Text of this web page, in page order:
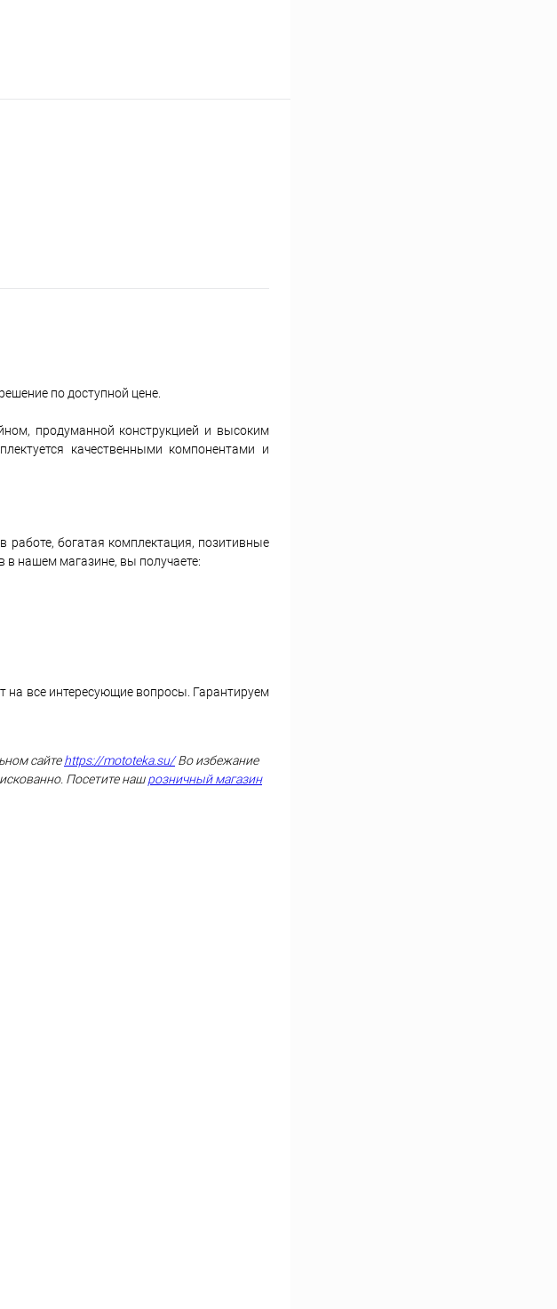
по доступной цене.
продуманной конструкцией и высоким
качественными компонентами и
богатая комплектация, позитивные
в нашем магазине, вы получаете:
все интересующие вопросы. Гарантируем
сайтеhttps://mototeka.su/Во избежание
Посетите нашрозничный магазин